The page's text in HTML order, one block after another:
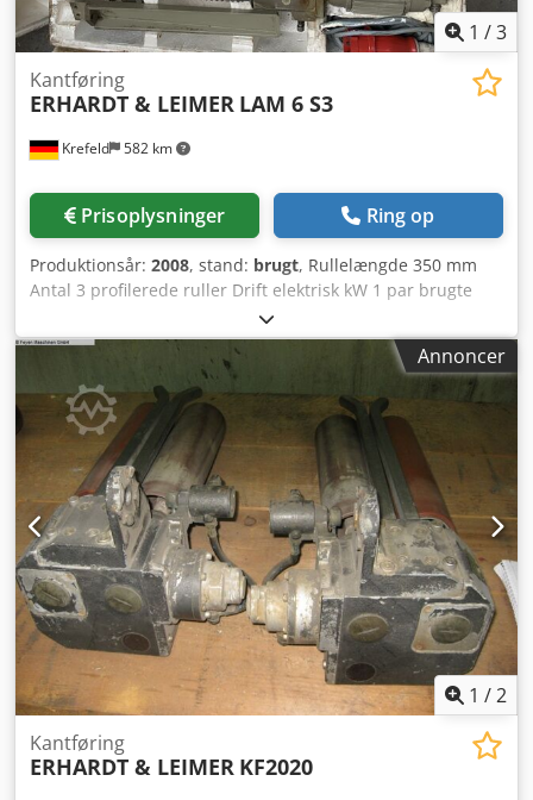
1 /3
Krefeld 582 km
Kantføring
ERHARDT & LEIMER LAM 6 S3
Prisoplysninger Ring op
Produktionsår: 2008, stand: brugt, Rullelængde 350 mm
Antal 3 profilerede ruller Drift elektrisk kW 1 par brugte
kantudrullere, som vævebanefører til opvikkende
tekstilkanter (trikotage) Csdjw Tm Tcspfx Adqerf Type LAM
6 S3, elektrisk drevet, udførelse venstre + højre, prisen er
for parret,
Annoncer
1 /2
Kantføring
ERHARDT & LEIMER KF2020